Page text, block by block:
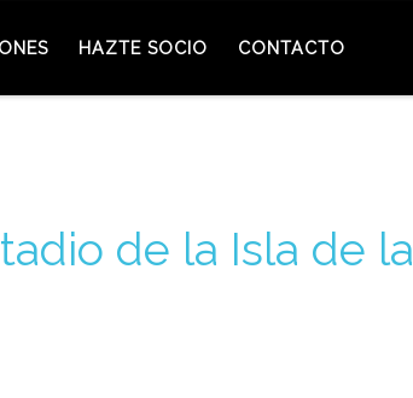
HAZTE SOCIO CONTACTO
de la Isla de la